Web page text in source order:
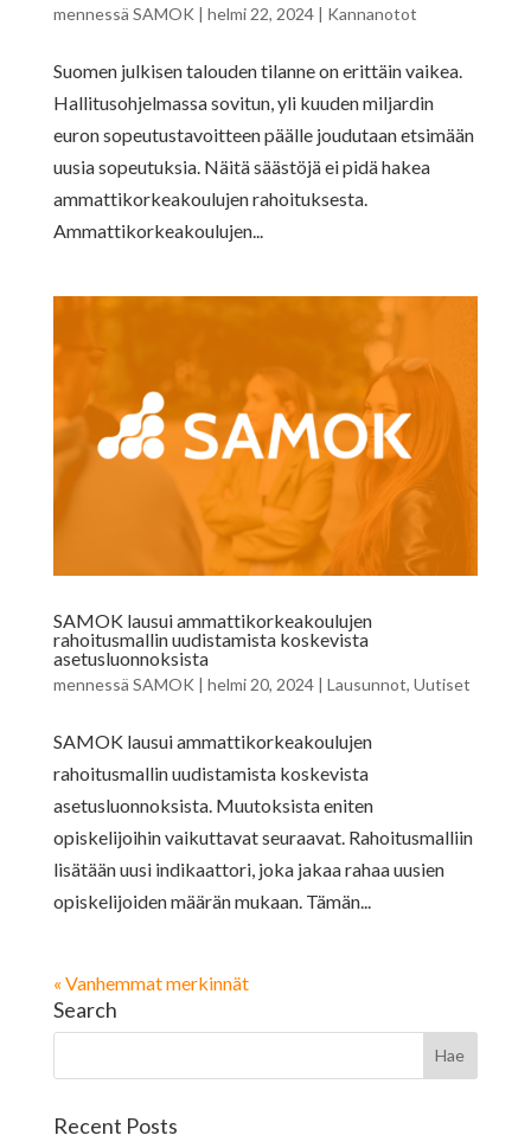
mennessä SAMOK | helmi 22, 2024| Kannanotot
Suomen julkisen talouden tilanne on erittäin vaikea.
Hallitusohjelmassa sovitun, yli kuuden miljardin
euron sopeutustavoitteen päälle joudutaan etsimään
uusia sopeutuksia. Näitä säästöjä ei pidä hakea
ammattikorkeakoulujen rahoituksesta.
Ammattikorkeakoulujen...
SAMOK lausui ammattikorkeakoulujen
rahoitusmallin uudistamista koskevista
asetusluonnoksista
mennessä SAMOK | helmi 20, 2024| Lausunnot, Uutiset
SAMOK lausui ammattikorkeakoulujen
rahoitusmallin uudistamista koskevista
asetusluonnoksista. Muutoksista eniten
opiskelijoihin vaikuttavat seuraavat. Rahoitusmalliin
lisätään uusi indikaattori, joka jakaa rahaa uusien
opiskelijoiden määrän mukaan. Tämän...
« Vanhemmat merkinnät
Search
Recent Posts